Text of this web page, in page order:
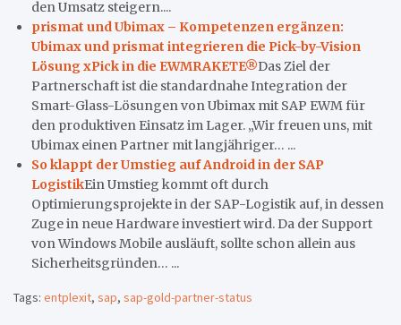
den Umsatz steigern....
prismat und Ubimax – Kompetenzen ergänzen:
Ubimax und prismat integrieren die Pick-by-Vision
Lösung xPick in die EWMRAKETE®Das Ziel der
Partnerschaft ist die standardnahe Integration der
Smart-Glass-Lösungen von Ubimax mit SAP EWM für
den produktiven Einsatz im Lager. „Wir freuen uns, mit
Ubimax einen Partner mit langjähriger… ...
So klappt der Umstieg auf Android in der SAP
LogistikEin Umstieg kommt oft durch
Optimierungsprojekte in der SAP-Logistik auf, in dessen
Zuge in neue Hardware investiert wird. Da der Support
von Windows Mobile ausläuft, sollte schon allein aus
Sicherheitsgründen… ...
Tags: entplexit, sap, sap-gold-partner-status